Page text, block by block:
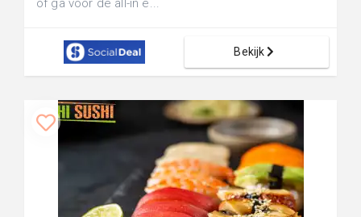
of ga voor de all-in e...
Bekijk